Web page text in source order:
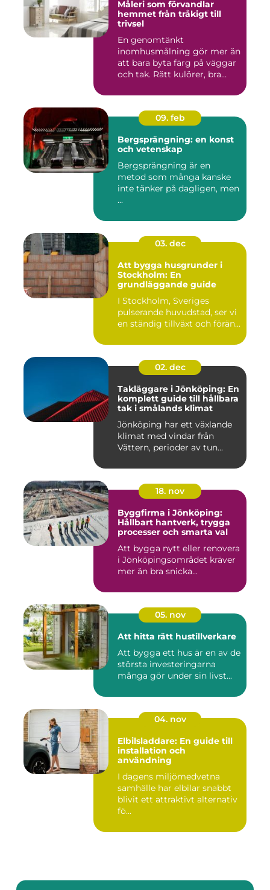
Måleri som förvandlar
hemmet från tråkigt till
trivsel
En genomtänkt
inomhusmålning gör mer än
att bara byta färg på väggar
och tak. Rätt kulörer, bra
09. feb
Bergsprängning: en konst
och vetenskap
Bergsprängning är en
metod som många kanske
inte tänker på dagligen, men
...
03. dec
Att bygga husgrunder i
Stockholm: En
grundläggande guide
I Stockholm, Sveriges
pulserande huvudstad, ser vi
en ständig tillväxt och förän...
02. dec
Takläggare i Jönköping: En
komplett guide till hållbara
tak i smålands klimat
Jönköping har ett växlande
klimat med vindar från
Vättern, perioder av tun...
18. nov
Byggfirma i Jönköping:
Hållbart hantverk, trygga
processer och smarta val
Att bygga nytt eller renovera
i Jönköpingsområdet kräver
mer än bra snicka...
05. nov
Att hitta rätt hustillverkare
Att bygga ett hus är en av de
största investeringarna
många gör under sin livst...
04. nov
Elbilsladdare: En guide till
installation och
användning
I dagens miljömedvetna
samhälle har elbilar snabbt
blivit ett attraktivt alternativ
fö...